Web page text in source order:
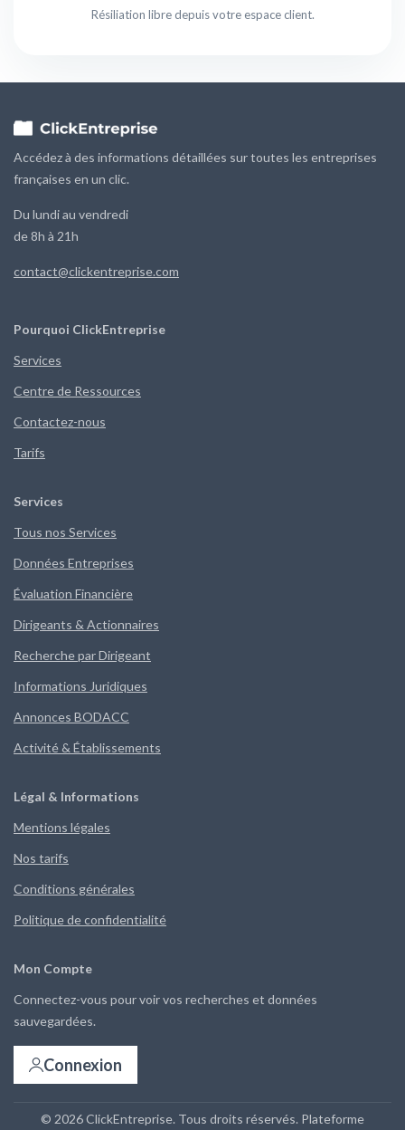
Résiliation libre depuis votre espace client.
Accédez à des informations détaillées sur toutes les entreprises
françaises en un clic.
Du lundi au vendredi
de 8h à 21h
contact@clickentreprise.com
Pourquoi ClickEntreprise
Services
Centre de Ressources
Contactez-nous
Tarifs
Services
Tous nos Services
Données Entreprises
Évaluation Financière
Dirigeants & Actionnaires
Recherche par Dirigeant
Informations Juridiques
Annonces BODACC
Activité & Établissements
Légal & Informations
Mentions légales
Nos tarifs
Conditions générales
Politique de confidentialité
Mon Compte
Connectez-vous pour voir vos recherches et données
sauvegardées.
Connexion
© 2026 ClickEntreprise. Tous droits réservés. Plateforme